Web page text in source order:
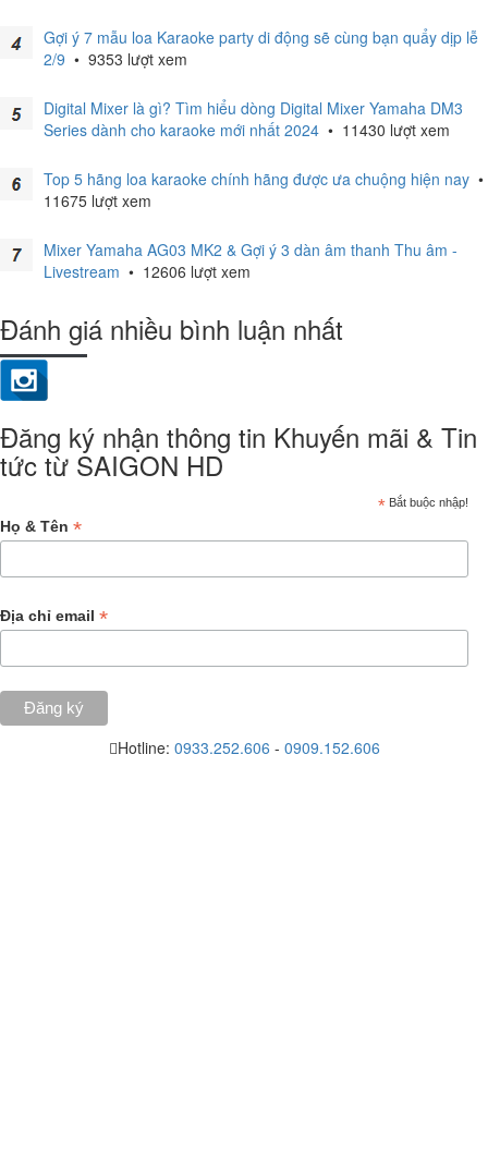
Gợi ý 7 mẫu loa Karaoke party di động sẽ cùng bạn quẩy dịp lễ
2/9 • 9353 lượt xem
Digital Mixer là gì? Tìm hiểu dòng Digital Mixer Yamaha DM3
Series dành cho karaoke mới nhất 2024 • 11430 lượt xem
Top 5 hãng loa karaoke chính hãng được ưa chuộng hiện nay •
11675 lượt xem
Mixer Yamaha AG03 MK2 & Gợi ý 3 dàn âm thanh Thu âm -
Livestream • 12606 lượt xem
Đánh giá nhiều bình luận nhất
Đăng ký nhận thông tin Khuyến mãi & Tin
tức từ SAIGON HD
* Bắt buộc nhập!
Họ & Tên *
Địa chỉ email *
Hotline: 0933.252.606 - 0909.152.606